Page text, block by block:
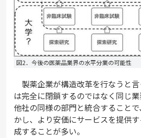
図2．今後の医薬品業界の水平分業の可能性
製薬企業が構造改革を行なうと
は完全に閉鎖するのではなく同じ
他社の同様の部門と統合すること
かし、より安価にサービスを提供
成することが多い。